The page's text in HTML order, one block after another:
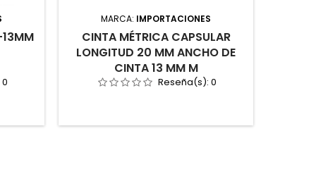
0
MARCA: IMPORTACIONES
CINTA MÉTRICA CAPSULAR
LONGITUD 20 MM ANCHO DE
CINTA 13 MM M
Reseña(s): 0